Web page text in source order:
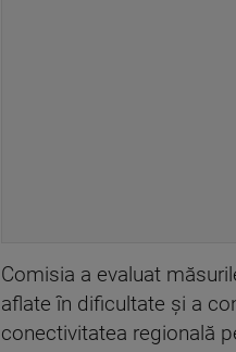
Comisia a evaluat
aflate în dificultate şi a
conectivitatea regională